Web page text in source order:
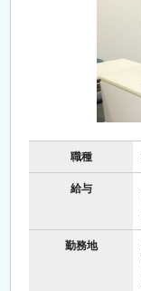
職種
給与
勤務地